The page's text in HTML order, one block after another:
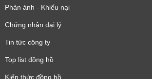
Phản ánh - Khiếu nại
Chứng nhận đại lý
Tin tức công ty
Top list đồng hồ
Kiến thức đồng hồ